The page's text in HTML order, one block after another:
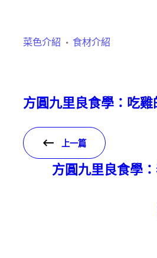
菜色介紹 食材介紹
方圓九里良食學：吃
上一篇
方圓九里良食學